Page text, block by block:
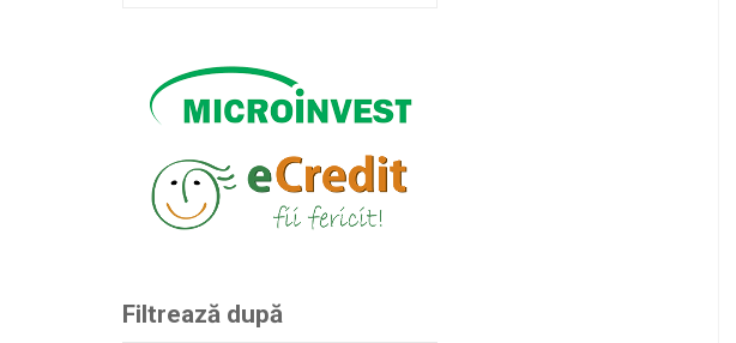
Filtrează după